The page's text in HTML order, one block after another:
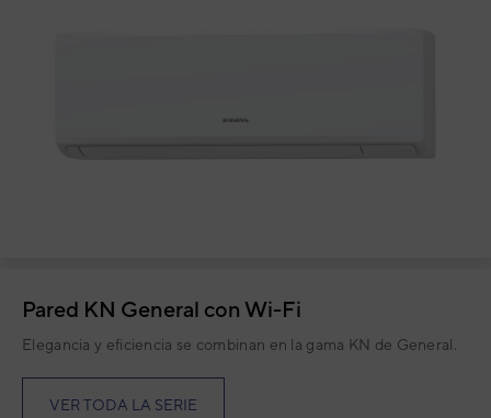
Pared KN General con Wi-Fi
Elegancia y eficiencia se combinan en la gama KN de General.
VER TODA LA SERIE